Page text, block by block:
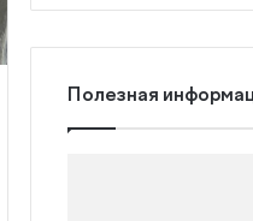
Полезная